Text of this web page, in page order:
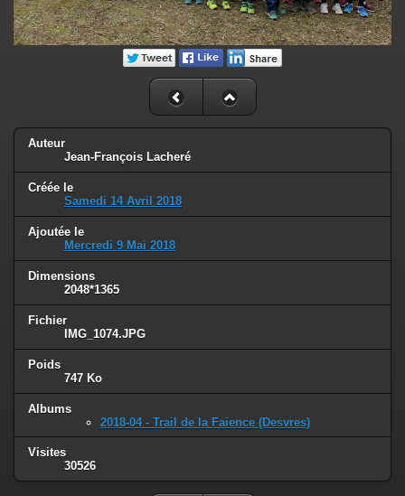
Auteur
Jean-François Lacheré
Créée le
Samedi 14 Avril 2018
Ajoutée le
Mercredi 9 Mai 2018
Dimensions
2048*1365
Fichier
IMG_1074.JPG
Poids
747 Ko
Albums
2018-04 - Trail de la Faience (Desvres)
Visites
30526